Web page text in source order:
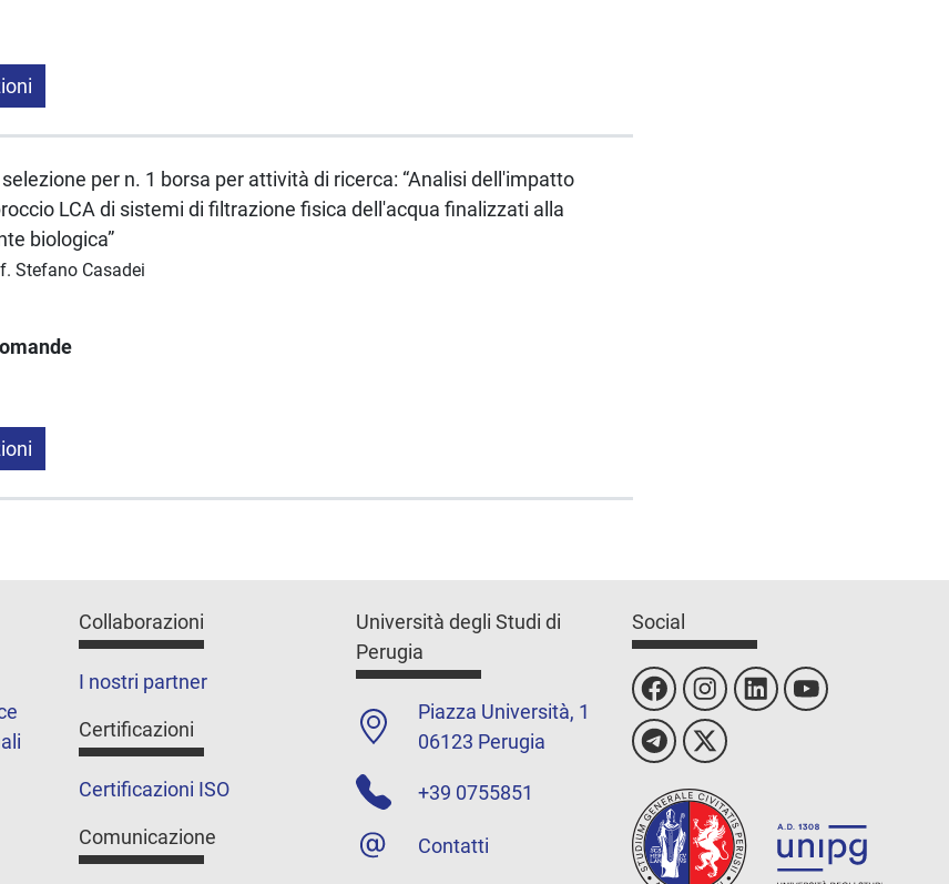
per n. 1 borsa per attività di ricerca: “Analisi dell'impatto
LCA di sistemi di filtrazione fisica dell'acqua finalizzati alla
biologica”
Stefano Casadei
Collaborazioni
I nostri partner
Certificazioni
Certificazioni ISO
Comunicazione
Università degli Studi di
Perugia
Piazza Università, 1
06123 Perugia
+39 0755851
Contatti
Social